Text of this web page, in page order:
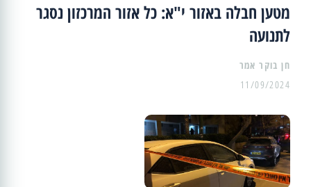
מטען חבלה באזור י"א: כל אזור המרכזון נסגר
לתנועה
11/09/2024